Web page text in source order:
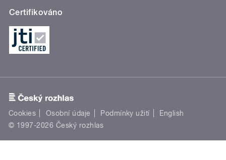
Certifikováno
Cookies Osobní údaje Podmínky užití
English
© 1997-2026 Český rozhlas